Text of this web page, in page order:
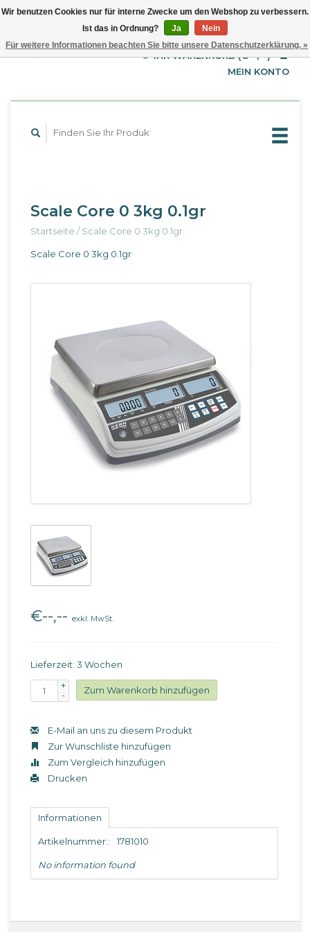
EUR
GBP
USD
English
Français
IHR WARENKORB (€--,--)
MEIN KONTO
Scale Core 0 3kg 0.1gr
Startseite /Scale Core 0 3kg 0.1gr
Scale Core 0 3kg 0.1gr
€--,-- exkl. MwSt.
Lieferzeit: 3 Wochen
+
-
Zum Warenkorb hinzufügen
E-Mail an uns zu diesem Produkt
Zur Wunschliste hinzufügen
Zum Vergleich hinzufügen
Drucken
Informationen
Artikelnummer:: 1781010
No information found
Wir benutzen Cookies nur für interne Zwecke um den Webshop zu verbessern.
Ist das in Ordnung?
Ja
Nein
Für weitere Informationen beachten Sie bitte unsere Datenschutzerklärung. »